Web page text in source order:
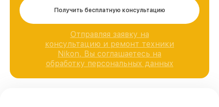
Получить бесплатную консультацию
Отправляя заявку на
консультацию и ремонт техники
Nikon, Вы соглашаетесь на
обработку персональных данных